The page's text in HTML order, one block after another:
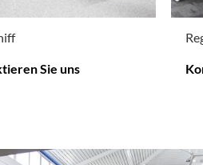
Sie uns